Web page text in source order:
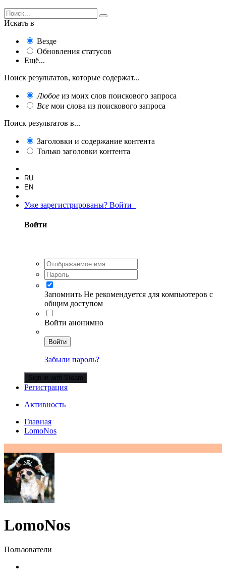
Искать в
Везде
Обновления статусов
Ещё...
Поиск результатов, которые содержат...
Любое из моих слов поискового запроса
Все мои слова из поискового запроса
Поиск результатов в...
Заголовки и содержание контента
Только заголовки контента
RU
EN
Уже зарегистрированы? Войти
Войти
Запомнить Не рекомендуется для компьютеров с
общим доступом
Войти анонимно
Войти
Забыли пароль?
Sign in with Steam
Регистрация
Активность
Главная
LomoNos
LomoNos
Пользователи